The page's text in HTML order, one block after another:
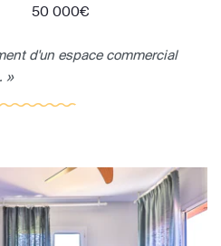
50 000€
d'un espace commercial
»